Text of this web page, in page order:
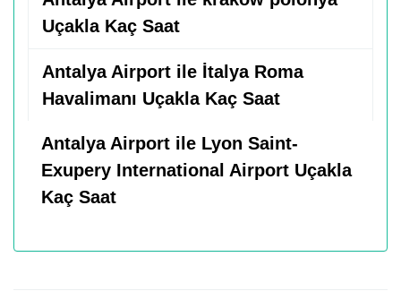
Uçakla Kaç Saat
Antalya Airport ile İtalya Roma
Havalimanı Uçakla Kaç Saat
Antalya Airport ile Lyon Saint-
Exupery International Airport Uçakla
Kaç Saat